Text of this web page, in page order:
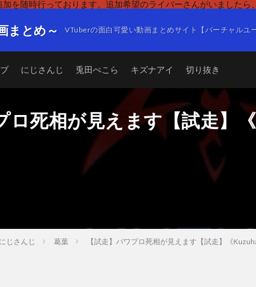
を随時行っております。追加希望のライバーさんがいました
まとめ～ VTuberの面白可愛い動画まとめサイト【バーチャルユ
にじさんじ 兎田ぺこら キズナアイ 切り抜き
ロ死相が見えます【試走】
にじさんじ 葛葉 【試走】パワプロ死相が見えます【試走】《